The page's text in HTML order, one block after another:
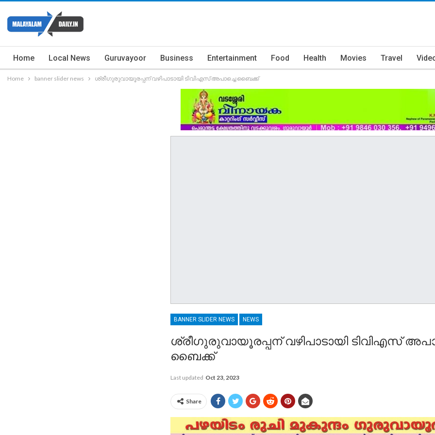
Home Local News Guruvayoor Business Entertainment Food Health Movies Travel
Home banner slider news ശ്രീഗുരുവായൂരപ്പന് വഴിപാടായി ടിവിഎസ് അപാച്ചെ ബൈക്ക്
BANNER SLIDER NEWS NEWS
ശ്രീഗുരുവായൂരപ്പന് വഴിപാടായി ടിവിഎസ്
ബൈക്ക്
Last updated Oct 23, 2023
Share